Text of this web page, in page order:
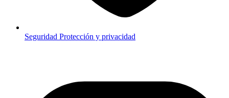
Seguridad Protección y privacidad